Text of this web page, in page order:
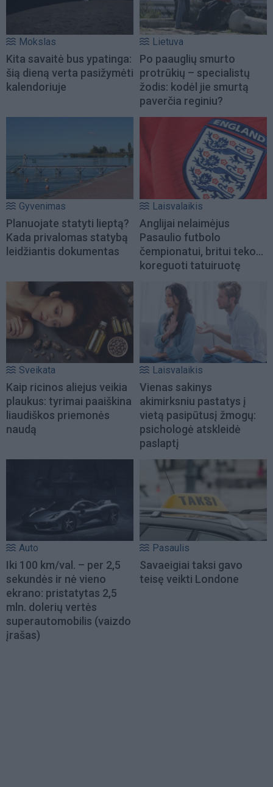
Mokslas
Kita savaitė bus ypatinga:
šią dieną verta pasižymėti
kalendoriuje
Lietuva
Po paauglių smurto
protrūkių – specialistų
žodis: kodėl jie smurtą
paverčia reginiu?
Gyvenimas
Planuojate statyti lieptą?
Kada privalomas statybą
leidžiantis dokumentas
Laisvalaikis
Anglijai nelaimėjus
Pasaulio futbolo
čempionatui, britui teko...
koreguoti tatuiruotę
Sveikata
Kaip ricinos aliejus veikia
plaukus: tyrimai paaiškina
liaudiškos priemonės
naudą
Laisvalaikis
Vienas sakinys
akimirksniu pastatys į
vietą pasipūtusį žmogų:
psichologė atskleidė
paslaptį
Auto
Iki 100 km/val. – per 2,5
sekundės ir nė vieno
ekrano: pristatytas 2,5
mln. dolerių vertės
superautomobilis (vaizdo
įrašas)
Pasaulis
Savaeigiai taksi gavo
teisę veikti Londone